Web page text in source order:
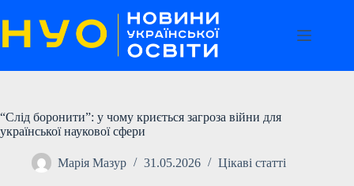
до
вмісту
“Слід боронити”: у чому криється загроза війни для
української наукової сфери
Марія Мазур 31.05.2026 Цікаві статті